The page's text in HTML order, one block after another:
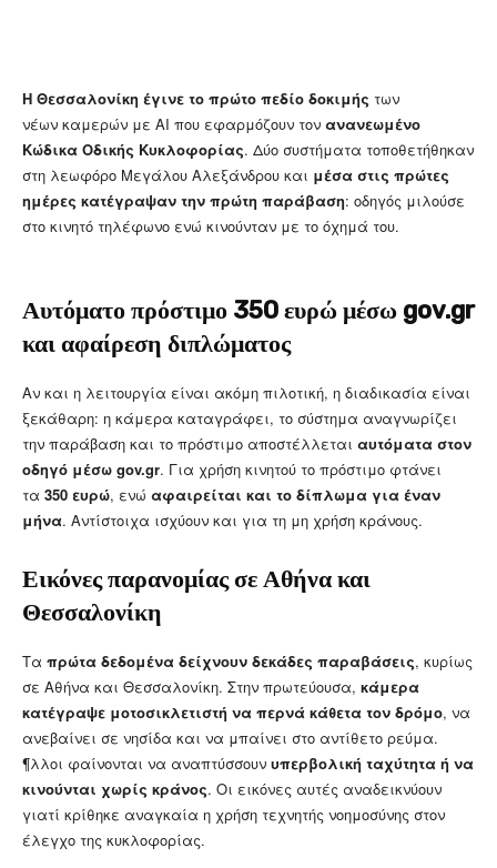
Η Θεσσαλονίκη έγινε το πρώτο πεδίο δοκιμής των
νέων καμερών με AI που εφαρμόζουν τον ανανεωμένο
Κώδικα Οδικής Κυκλοφορίας. Δύο συστήματα τοποθετήθηκαν
στη λεωφόρο Μεγάλου Αλεξάνδρου και μέσα στις πρώτες
ημέρες κατέγραψαν την πρώτη παράβαση: οδηγός μιλούσε
στο κινητό τηλέφωνο ενώ κινούνταν με το όχημά του.
Αυτόματο πρόστιμο 350 ευρώ μέσω gov.gr
και αφαίρεση διπλώματος
Αν και η λειτουργία είναι ακόμη πιλοτική, η διαδικασία είναι
ξεκάθαρη: η κάμερα καταγράφει, το σύστημα αναγνωρίζει
την παράβαση και το πρόστιμο αποστέλλεται αυτόματα στον
οδηγό μέσω gov.gr. Για χρήση κινητού το πρόστιμο φτάνει
τα 350 ευρώ, ενώ αφαιρείται και το δίπλωμα για έναν
μήνα. Αντίστοιχα ισχύουν και για τη μη χρήση κράνους.
Εικόνες παρανομίας σε Αθήνα και
Θεσσαλονίκη
Τα πρώτα δεδομένα δείχνουν δεκάδες παραβάσεις, κυρίως
σε Αθήνα και Θεσσαλονίκη. Στην πρωτεύουσα, κάμερα
κατέγραψε μοτοσικλετιστή να περνά κάθετα τον δρόμο, να
ανεβαίνει σε νησίδα και να μπαίνει στο αντίθετο ρεύμα.
¶λλοι φαίνονται να αναπτύσσουν υπερβολική ταχύτητα ή να
κινούνται χωρίς κράνος. Οι εικόνες αυτές αναδεικνύουν
γιατί κρίθηκε αναγκαία η χρήση τεχνητής νοημοσύνης στον
έλεγχο της κυκλοφορίας.